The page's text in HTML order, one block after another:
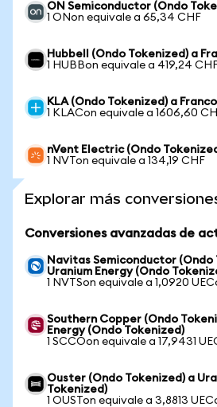
ON Semiconductor (Ondo
1 ONon equivale a 65,34 CHF
Hubbell (Ondo Tokenized) a
1 HUBBon equivale a 419,24 CHF
KLA (Ondo Tokenized) a
1 KLACon equivale a 1606,60
nVent Electric (Ondo
1 NVTon equivale a 134,19 CHF
Explorar más
Conversiones avanzadas de
Navitas Semiconductor (Ondo
Uranium Energy (Ondo
1 NVTSon equivale a 1,0920
Southern Copper (Ondo
Energy (Ondo Tokenized)
1 SCCOon equivale a 17,9431
Ouster (Ondo Tokenized) a
Tokenized)
1 OUSTon equivale a 3,8813